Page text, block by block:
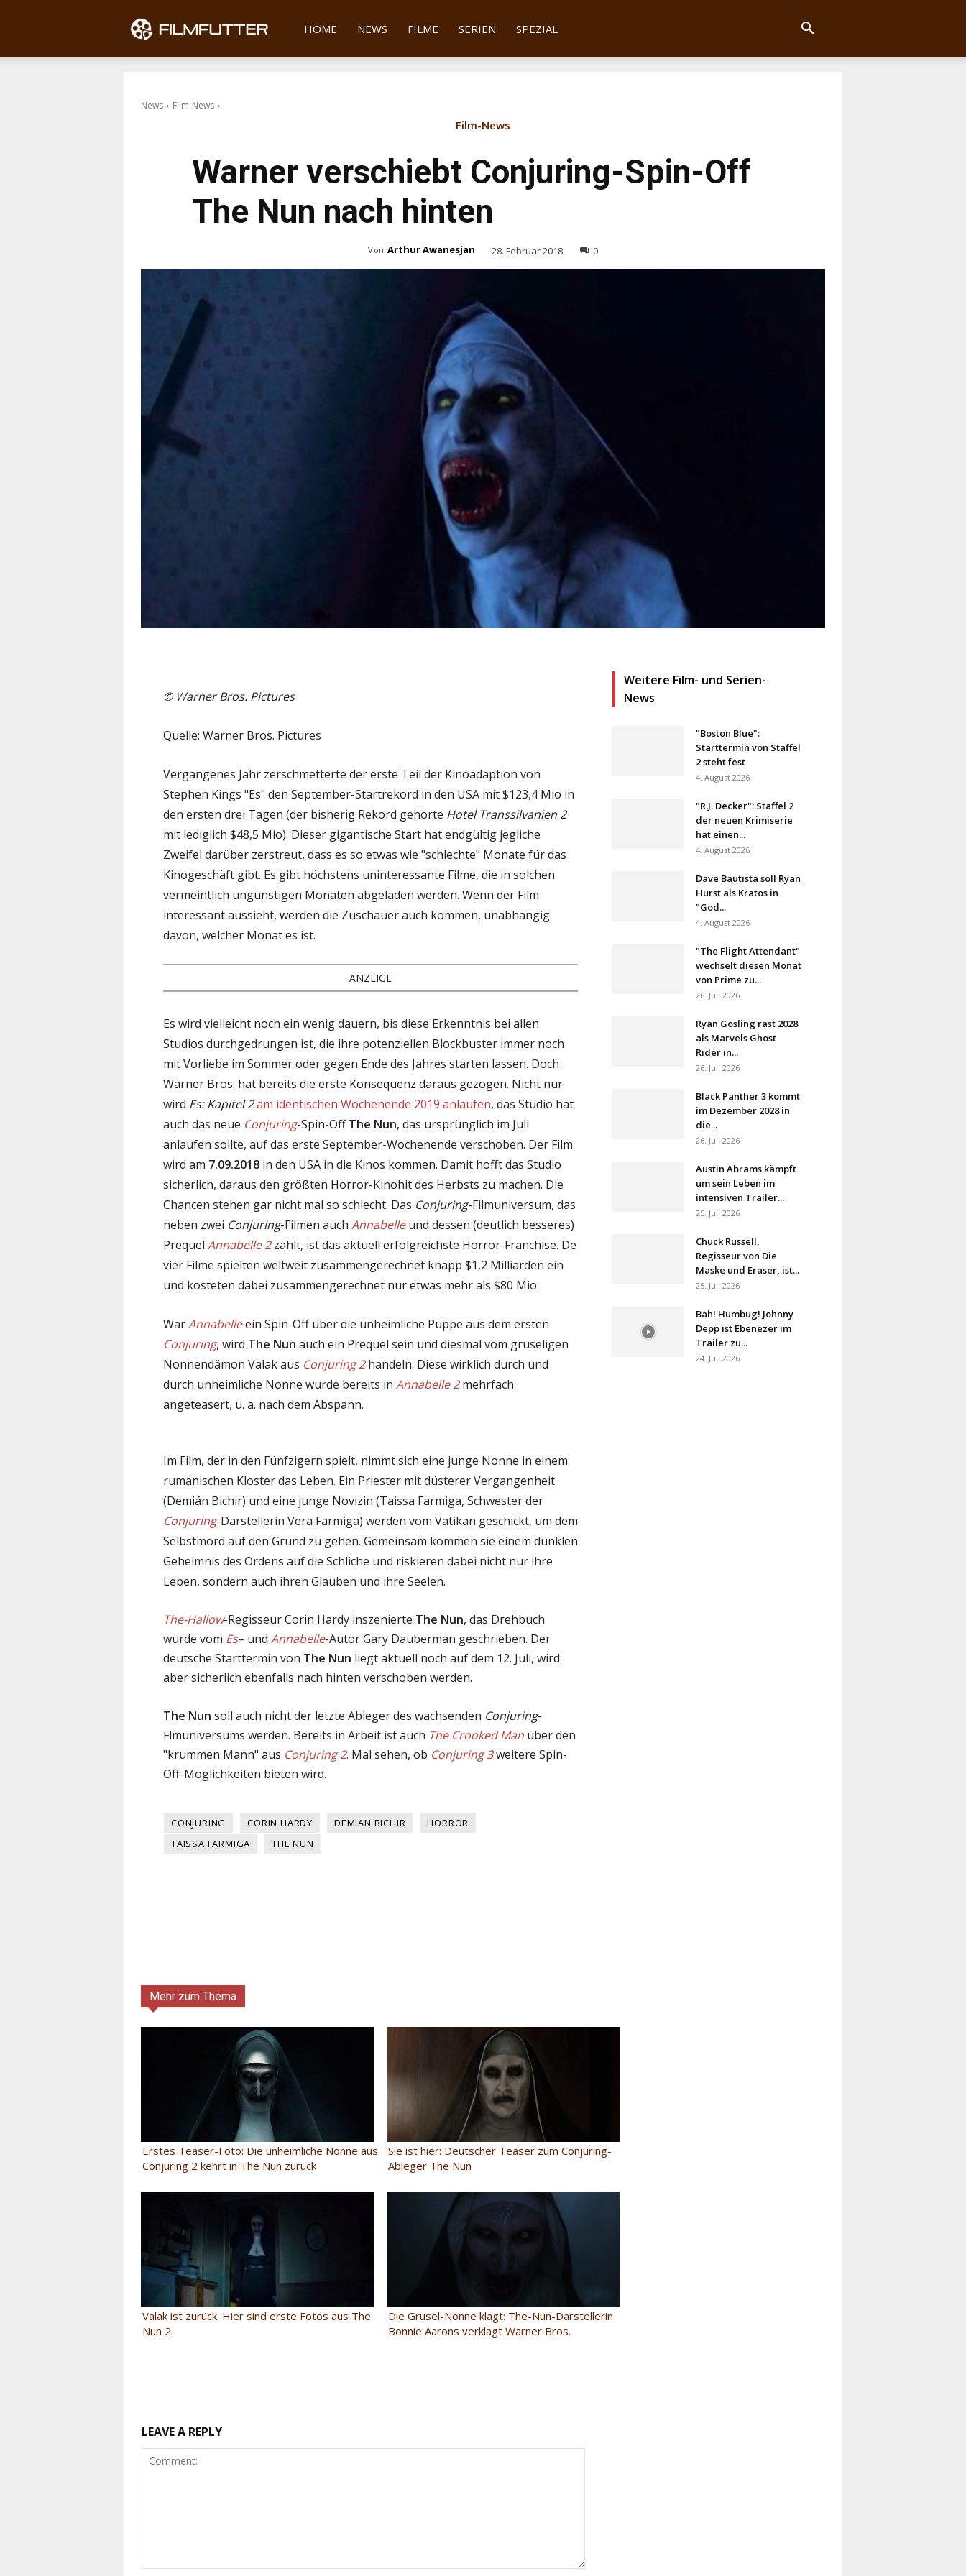
Filmfutter
HOME NEWS FILME SERIEN SPEZIAL
News Film-News
Film-News
Warner verschiebt Conjuring-Spin-Off
The Nun nach hinten
Von Arthur Awanesjan 28. Februar 2018 0
© Warner Bros. Pictures
Quelle: Warner Bros. Pictures
Vergangenes Jahr zerschmetterte der erste Teil der Kinoadaption von
Stephen Kings "Es" den September-Startrekord in den USA mit $123,4 Mio in
den ersten drei Tagen (der bisherig Rekord gehörte Hotel Transsilvanien 2
mit lediglich $48,5 Mio). Dieser gigantische Start hat endgültig jegliche
Zweifel darüber zerstreut, dass es so etwas wie "schlechte" Monate für das
Kinogeschäft gibt. Es gibt höchstens uninteressante Filme, die in solchen
vermeintlich ungünstigen Monaten abgeladen werden. Wenn der Film
interessant aussieht, werden die Zuschauer auch kommen, unabhängig
davon, welcher Monat es ist.
ANZEIGE
Es wird vielleicht noch ein wenig dauern, bis diese Erkenntnis bei allen
Studios durchgedrungen ist, die ihre potenziellen Blockbuster immer noch
mit Vorliebe im Sommer oder gegen Ende des Jahres starten lassen. Doch
Warner Bros. hat bereits die erste Konsequenz daraus gezogen. Nicht nur
wird Es: Kapitel 2am identischen Wochenende 2019 anlaufen, das Studio hat
auch das neue Conjuring-Spin-OffThe Nun, das ursprünglich im Juli
anlaufen sollte, auf das erste September-Wochenende verschoben. Der Film
wird am 7.09.2018 in den USA in die Kinos kommen. Damit hofft das Studio
sicherlich, daraus den größten Horror-Kinohit des Herbsts zu machen. Die
Chancen stehen gar nicht mal so schlecht. Das Conjuring-Filmuniversum, das
neben zwei Conjuring-Filmen auch Annabelleund dessen (deutlich besseres)
Prequel Annabelle 2zählt, ist das aktuell erfolgreichste Horror-Franchise. De
vier Filme spielten weltweit zusammengerechnet knapp $1,2 Milliarden ein
und kosteten dabei zusammengerechnet nur etwas mehr als $80 Mio.
WarAnnabelleein Spin-Off über die unheimliche Puppe aus dem ersten
Conjuring, wird The Nun auch ein Prequel sein und diesmal vom gruseligen
Nonnendämon Valak aus Conjuring 2handeln. Diese wirklich durch und
durch unheimliche Nonne wurde bereits in Annabelle 2mehrfach
angeteasert, u. a. nach dem Abspann.
Im Film, der in den Fünfzigern spielt, nimmt sich eine junge Nonne in einem
rumänischen Kloster das Leben. Ein Priester mit düsterer Vergangenheit
(Demián Bichir) und eine junge Novizin (Taissa Farmiga, Schwester der
Conjuring-Darstellerin Vera Farmiga) werden vom Vatikan geschickt, um dem
Selbstmord auf den Grund zu gehen. Gemeinsam kommen sie einem dunklen
Geheimnis des Ordens auf die Schliche und riskieren dabei nicht nur ihre
Leben, sondern auch ihren Glauben und ihre Seelen.
The-Hallow-Regisseur Corin Hardy inszenierte The Nun, das Drehbuch
wurde vom Es– und Annabelle-Autor Gary Dauberman geschrieben. Der
deutsche Starttermin von The Nun liegt aktuell noch auf dem 12. Juli, wird
aber sicherlich ebenfalls nach hinten verschoben werden.
The Nun soll auch nicht der letzte Ableger des wachsenden Conjuring-
Flmuniversums werden. Bereits in Arbeit ist auch The Crooked Man über den
"krummen Mann" aus Conjuring 2. Mal sehen, ob Conjuring 3weitere Spin-
Off-Möglichkeiten bieten wird.
CONJURING CORIN HARDY DEMIAN BICHIR
HORROR
TAISSA FARMIGA
THE NUN
Weitere Film- und Serien-
News
"Boston Blue":
Starttermin von Staffel
2 steht fest
4. August 2026
"R.J. Decker": Staffel 2
der neuen Krimiserie
hat einen...
4. August 2026
Dave Bautista soll Ryan
Hurst als Kratos in
"God...
4. August 2026
"The Flight Attendant"
wechselt diesen Monat
von Prime zu...
26. Juli 2026
Ryan Gosling rast 2028
als Marvels Ghost
Rider in...
26. Juli 2026
Black Panther 3 kommt
im Dezember 2028 in
die...
26. Juli 2026
Austin Abrams kämpft
um sein Leben im
intensiven Trailer...
25. Juli 2026
Chuck Russell,
Regisseur von Die
Maske und Eraser, ist...
25. Juli 2026
Bah! Humbug! Johnny
Depp ist Ebenezer im
Trailer zu...
24. Juli 2026
Mehr zum Thema
Erstes Teaser-Foto: Die unheimliche Nonne aus
Conjuring 2 kehrt in The Nun zurück
Sie ist hier: Deutscher Teaser zum Conjuring-
Ableger The Nun
Valak ist zurück: Hier sind erste Fotos aus The
Nun 2
Die Grusel-Nonne klagt: The-Nun-Darstellerin
Bonnie Aarons verklagt Warner Bros.
LEAVE A REPLY